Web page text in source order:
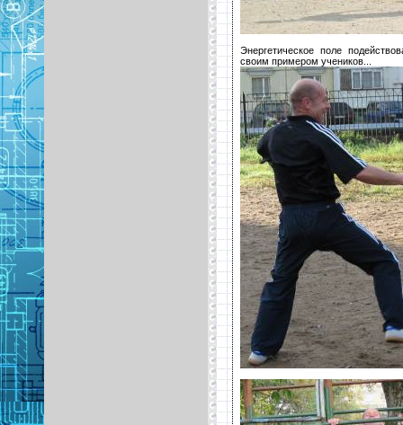
Энергетическое поле
своим примером учеников...